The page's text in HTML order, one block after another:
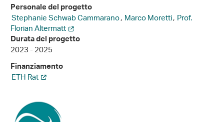
Personale del progetto
Stephanie Schwab Cammarano,Marco Moretti,Prof.
Florian Altermatt
Durata del progetto
2023 - 2025
Finanziamento
ETH Rat